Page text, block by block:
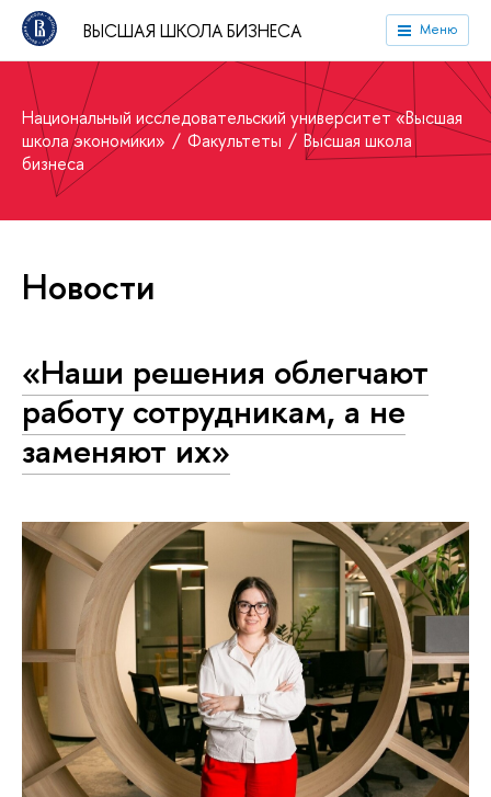
ВЫСШАЯ ШКОЛА БИЗНЕСА Меню
Национальный исследовательский университет «Высшая
школа экономики»
Факультеты
Высшая школа
бизнеса
Новости
«Наши решения облегчают
работу сотрудникам, а не
заменяют их»